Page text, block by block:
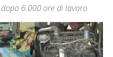
6.000 ore di lavoro